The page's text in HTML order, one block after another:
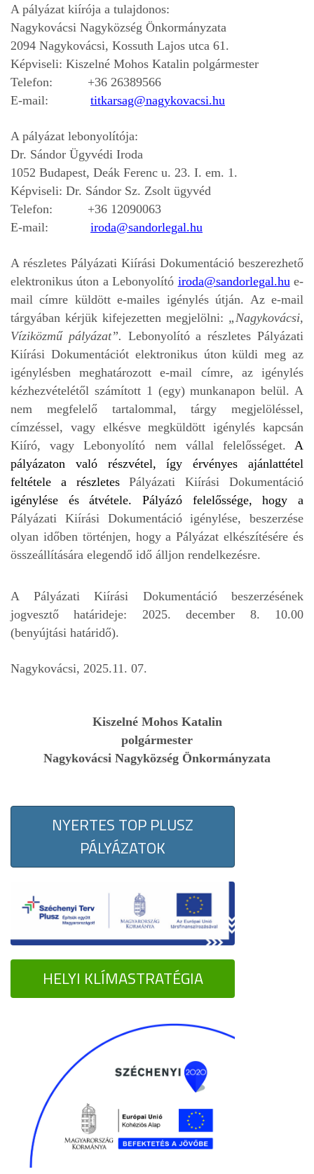
A pályázat kiírója a tulajdonos:
Nagykovácsi Nagyközség Önkormányzata
2094 Nagykovácsi, Kossuth Lajos utca 61.
Képviseli: Kiszelné Mohos Katalin polgármester
Telefon: +36 26389566
E-mail: titkarsag@nagykovacsi.hu
A pályázat lebonyolítója:
Dr. Sándor Ügyvédi Iroda
1052 Budapest, Deák Ferenc u. 23. I. em. 1.
Képviseli: Dr. Sándor Sz. Zsolt ügyvéd
Telefon: +36 12090063
E-mail: iroda@sandorlegal.hu
A részletes Pályázati Kiírási Dokumentáció beszerezhető
elektronikus úton a Lebonyolító iroda@sandorlegal.hue-
mail címre küldött e-mailes igénylés útján. Az e-mail
tárgyában kérjük kifejezetten megjelölni: „Nagykovácsi,
Víziközmű pályázat”. Lebonyolító a részletes Pályázati
Kiírási Dokumentációt elektronikus úton küldi meg az
igénylésben meghatározott e-mail címre, az igénylés
kézhezvételétől számított 1 (egy) munkanapon belül. A
nem megfelelő tartalommal, tárgy megjelöléssel,
címzéssel, vagy elkésve megküldött igénylés kapcsán
Kiíró, vagy Lebonyolító nem vállal felelősséget. A
pályázaton való részvétel, így érvényes ajánlattétel
feltétele a részletesPályázati Kiírási Dokumentáció
igénylése és átvétele. Pályázó felelőssége, hogy a
Pályázati Kiírási Dokumentáció igénylése, beszerzése
olyan időben történjen, hogy a Pályázat elkészítésére és
összeállítására elegendő idő álljon rendelkezésre.
A Pályázati Kiírási Dokumentáció beszerzésének
jogvesztő határideje: 2025. december 8. 10.00
(benyújtási határidő).
Nagykovácsi, 2025.11. 07.
Kiszelné Mohos Katalin
polgármester
Nagykovácsi Nagyközség Önkormányzata
NYERTES TOP PLUSZ
PÁLYÁZATOK
HELYI KLÍMASTRATÉGIA